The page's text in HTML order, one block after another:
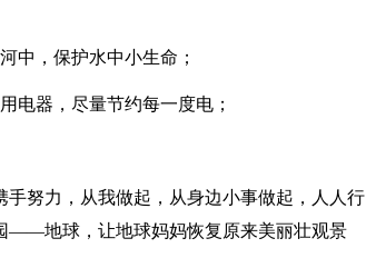
中，保护水中小生命；
电器，尽量节约每一度电；
努力，从我做起，从身边小事做起，人人行
——地球，让地球妈妈恢复原来美丽壮观景